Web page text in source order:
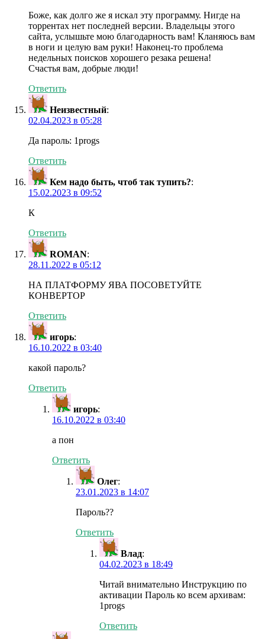
Боже, как долго же я искал эту программу. Нигде на
торрентах нет последней версии. Владельцы этого
сайта, услышьте мою благодарность вам! Кланяюсь вам
в ноги и целую вам руки! Наконец-то проблема
недельных поисков хорошего резака решена!
Счастья вам, добрые люди!
Ответить
Неизвестный:
02.04.2023 в 05:28
Да пароль: 1progs
Ответить
Кем надо быть, чтоб так тупить?:
15.02.2023 в 09:52
К
Ответить
ROMAN:
28.11.2022 в 05:12
НА ПЛАТФОРМУ ЯВА ПОСОВЕТУЙТЕ
КОНВЕРТОР
Ответить
игорь:
16.10.2022 в 03:40
какой пароль?
Ответить
игорь:
16.10.2022 в 03:40
а пон
Ответить
Олег:
23.01.2023 в 14:07
Пароль??
Ответить
Влад:
04.02.2023 в 18:49
Читай внимательно Инструкцию по
активации Пароль ко всем архивам:
1progs
Ответить